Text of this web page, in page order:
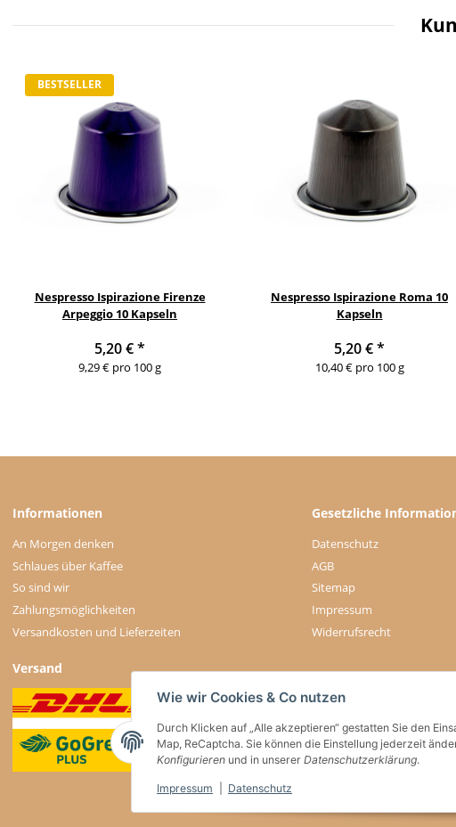
BESTSELLER
Nespresso Ispirazione Firenze
Arpeggio 10 Kapseln
5,20 €*
9,29 € pro 100 g
Nespresso Ispirazione Roma 10
Kapseln
5,20 €*
10,40 € pro 100 g
Informationen
An Morgen denken
Schlaues über Kaffee
So sind wir
Zahlungsmöglichkeiten
Versandkosten und Lieferzeiten
Gesetzliche
Datenschutz
AGB
Sitemap
Impressum
Widerrufsrecht
Versand
Wie wir Cookies & Co nutzen
Durch Klicken auf „Alle akzeptieren“ gestatten Sie den
Map, ReCaptcha. Sie können die Einstellung jederzeit
Konfigurieren und in unserer Datenschutzerklärung.
Impressum Datenschutz